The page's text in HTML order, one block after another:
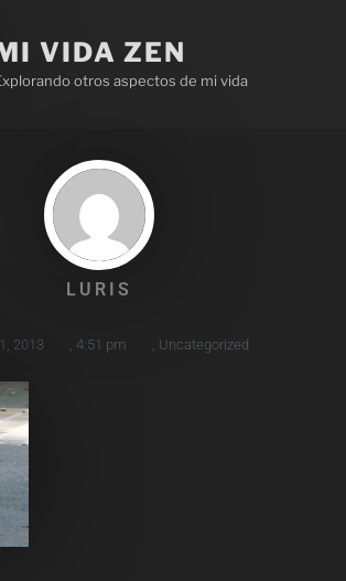
VIDA ZEN
otros aspectos de mi vida
LURIS
2013 4:51 pm Uncategorized